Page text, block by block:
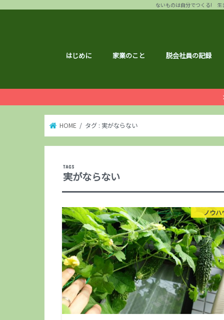
ないものは自分でつくる! 生
はじめに 家業のこと 脱会社員の記録
HOME タグ : 実がならない
実がならない
ノウハ